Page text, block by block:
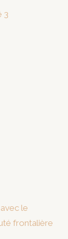
3
le
frontalière